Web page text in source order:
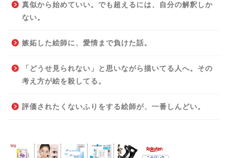
真似から始めていい。でも超えるには、自分の解釈しか
ない。
嫉妬した絵師に、愛情まで負けた話。
「どうせ見られない」と思いながら描いてる人へ。その
考え方が絵を殺してる。
評価されたくないふりをする絵師が、一番しんどい。